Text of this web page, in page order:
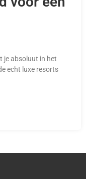
je absoluut in het
echt luxe resorts